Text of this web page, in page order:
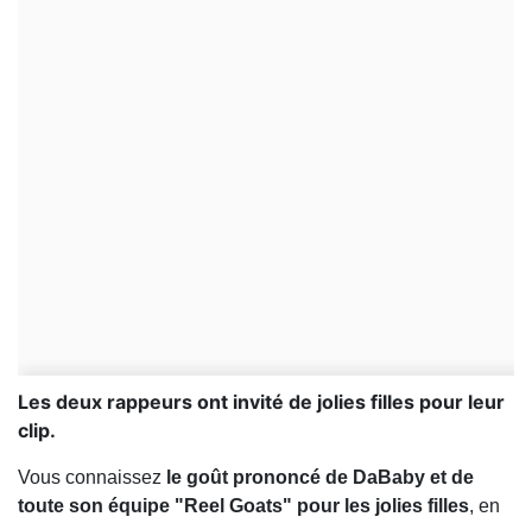
Les deux rappeurs ont invité de jolies filles pour leur
clip.
Vous connaissez le goût prononcé de DaBaby et de
toute son équipe "Reel Goats" pour les jolies filles, en